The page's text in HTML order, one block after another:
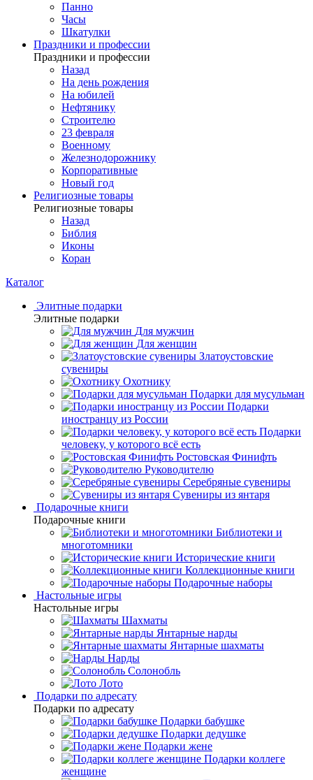
Панно
Часы
Шкатулки
Праздники и профессии
Праздники и профессии
Назад
На день рождения
На юбилей
Нефтянику
Строителю
23 февраля
Военному
Железнодорожнику
Корпоративные
Новый год
Религиозные товары
Религиозные товары
Назад
Библия
Иконы
Коран
Каталог
Элитные подарки
Элитные подарки
Для мужчин
Для женщин
Златоустовские
сувениры
Охотнику
Подарки для мусульман
Подарки
иностранцу из России
Подарки
человеку, у которого всё есть
Ростовская Финифть
Руководителю
Серебряные сувениры
Сувениры из янтаря
Подарочные книги
Подарочные книги
Библиотеки и
многотомники
Исторические книги
Коллекционные книги
Подарочные наборы
Настольные игры
Настольные игры
Шахматы
Янтарные нарды
Янтарные шахматы
Нарды
Солонобль
Лото
Подарки по адресату
Подарки по адресату
Подарки бабушке
Подарки дедушке
Подарки жене
Подарки коллеге
женщине